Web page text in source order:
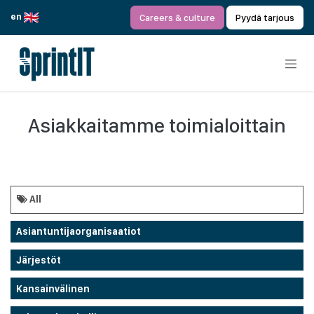
en
Careers & culture Pyydä tarjous
Asiakkaitamme toimialoittain
All
Asiantuntijaorganisaatiot
Järjestöt
Kansainvälinen